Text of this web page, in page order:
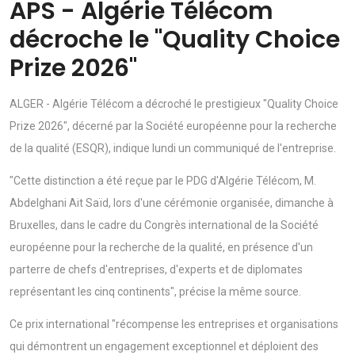
APS - Algérie Télécom
décroche le "Quality Choice
Prize 2026"
ALGER - Algérie Télécom a décroché le prestigieux "Quality Choice
Prize 2026", décerné par la Société européenne pour la recherche
de la qualité (ESQR), indique lundi un communiqué de l'entreprise.
"Cette distinction a été reçue par le PDG d'Algérie Télécom, M.
Abdelghani Ait Saïd, lors d'une cérémonie organisée, dimanche à
Bruxelles, dans le cadre du Congrès international de la Société
européenne pour la recherche de la qualité, en présence d'un
parterre de chefs d'entreprises, d'experts et de diplomates
représentant les cinq continents", précise la même source.
Ce prix international "récompense les entreprises et organisations
qui démontrent un engagement exceptionnel et déploient des